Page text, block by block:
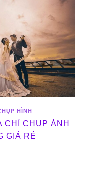
HÌNH
CHỈ CHỤP ẢNH
GIÁ RẺ